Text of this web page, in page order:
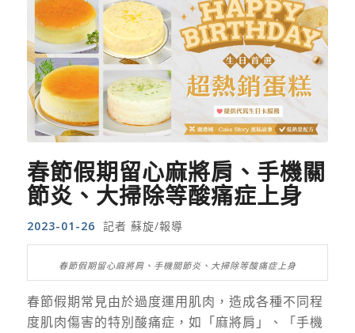
春節假期留心麻將肩、手機關
節炎、大掃除等酸痛症上身
2023-01-26 記者 蘇旋/報導
春節假期留心麻將肩、手機關節炎、大掃除等酸痛症上身
春節假期常見由於過度運用肌肉，造成各種不同程
度肌肉傷害的特別酸痛症，如「麻將肩」、「手機